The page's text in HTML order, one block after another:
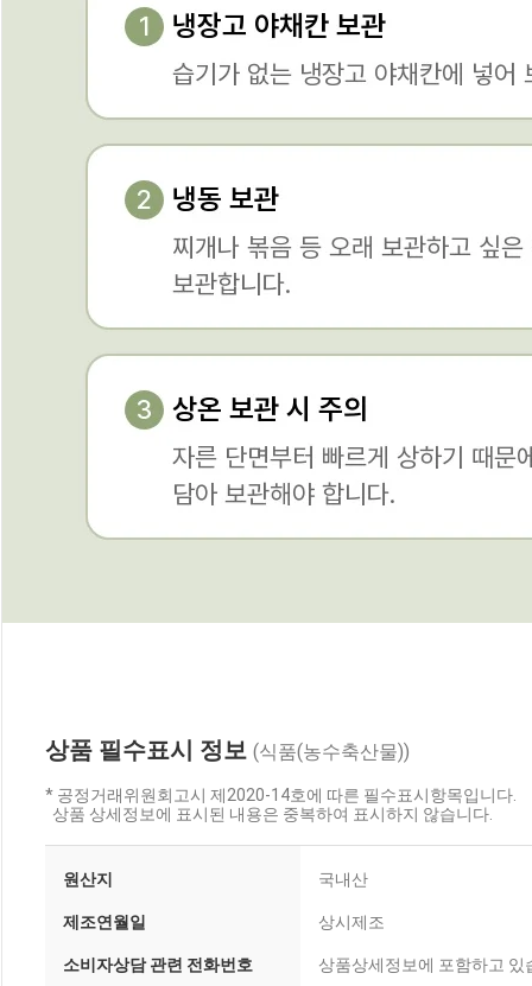
상품 필수표시 정보 (식품(농수축산물))
* 공정거래위원회고시 제2020-14호에 따른 필수표시항목입니다.
상품 상세정보에 표시된 내용은 중복하여 표시하지 않습니다.
원산지 국내산
제조연월일 상시제조
소비자상담 관련 전화번호 상품상세정보에 포함하고 있